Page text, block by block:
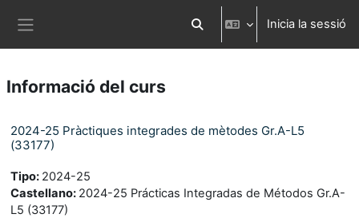
Commuta l'entrada de la cerca
Inicia la sessió
Informació del curs
2024-25 Pràctiques integrades de mètodes Gr.A-L5
(33177)
Tipo: 2024-25
Castellano: 2024-25 Prácticas Integradas de Métodos Gr.A-
L5 (33177)